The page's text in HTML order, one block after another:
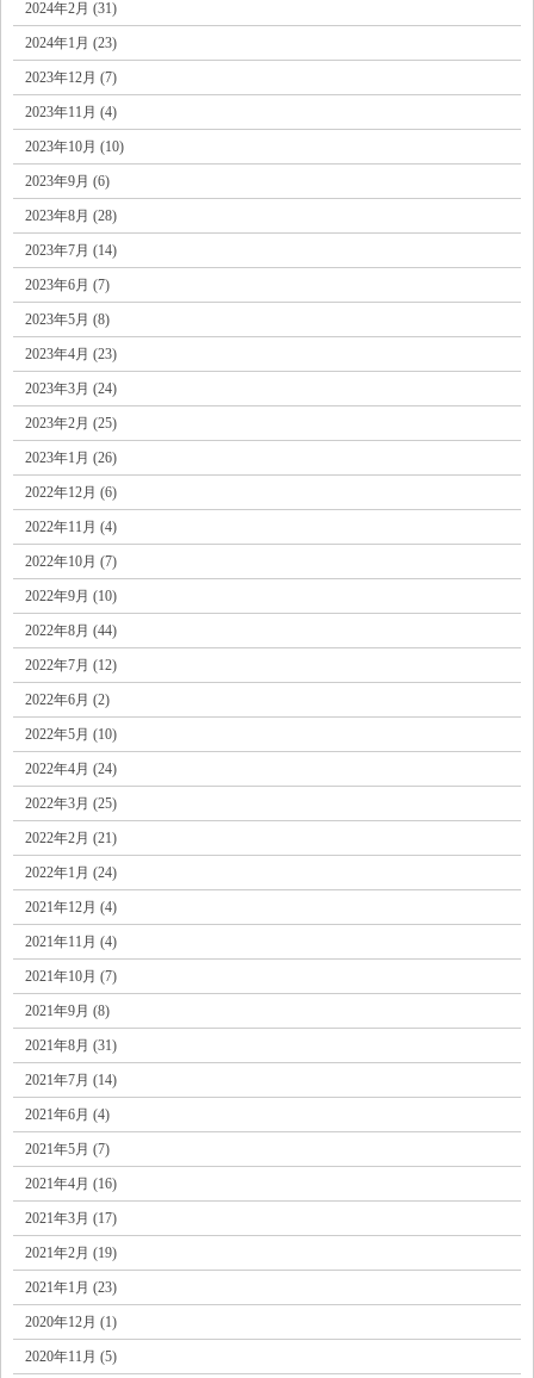
2024年2月 (31)
2024年1月 (23)
2023年12月 (7)
2023年11月 (4)
2023年10月 (10)
2023年9月 (6)
2023年8月 (28)
2023年7月 (14)
2023年6月 (7)
2023年5月 (8)
2023年4月 (23)
2023年3月 (24)
2023年2月 (25)
2023年1月 (26)
2022年12月 (6)
2022年11月 (4)
2022年10月 (7)
2022年9月 (10)
2022年8月 (44)
2022年7月 (12)
2022年6月 (2)
2022年5月 (10)
2022年4月 (24)
2022年3月 (25)
2022年2月 (21)
2022年1月 (24)
2021年12月 (4)
2021年11月 (4)
2021年10月 (7)
2021年9月 (8)
2021年8月 (31)
2021年7月 (14)
2021年6月 (4)
2021年5月 (7)
2021年4月 (16)
2021年3月 (17)
2021年2月 (19)
2021年1月 (23)
2020年12月 (1)
2020年11月 (5)